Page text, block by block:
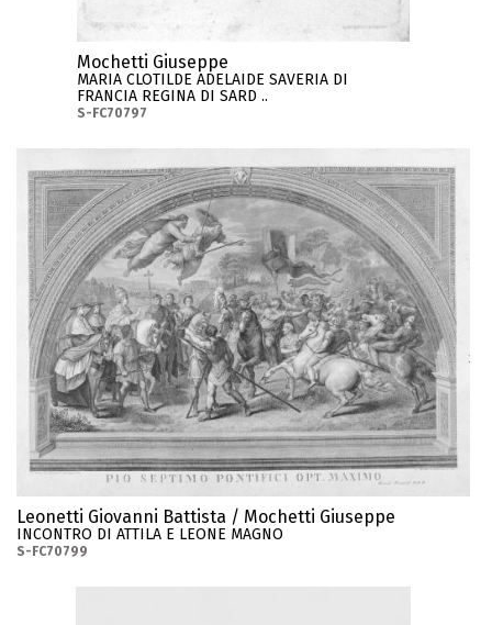
Mochetti Giuseppe
MARIA CLOTILDE ADELAIDE SAVERIA DI
FRANCIA REGINA DI SARD ..
S-FC70797
Leonetti Giovanni Battista / Mochetti Giuseppe
INCONTRO DI ATTILA E LEONE MAGNO
S-FC70799